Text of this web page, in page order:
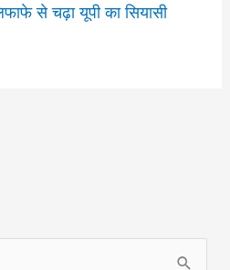
से चढ़ा यूपी का सियासी